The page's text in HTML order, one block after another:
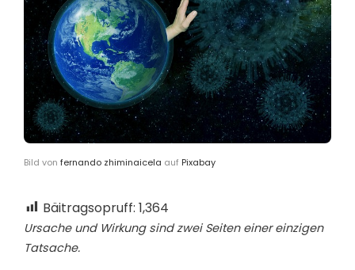
Bild von fernando zhiminaicela auf Pixabay
Bäitragsopruff: 1,364
Ursache und Wirkung sind zwei Seiten einer einzigen
Tatsache.